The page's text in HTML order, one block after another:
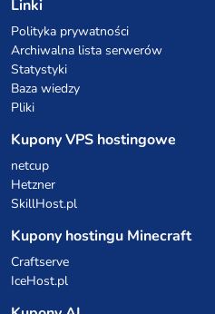
Linki
Polityka prywatności
Archiwalna lista serwerów
Statystyki
Baza wiedzy
Pliki
Kupony VPS hostingowe
netcup
Hetzner
SkillHost.pl
Kupony hostingu Minecraft
Craftserve
IceHost.pl